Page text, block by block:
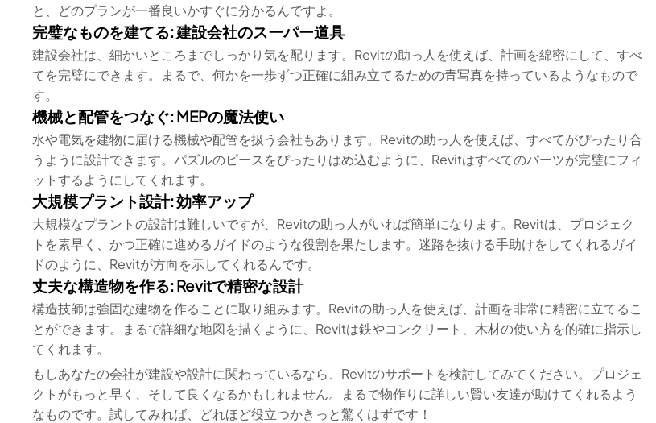
と、どのプランが一番良いかすぐに分かるんですよ。
完璧なものを建てる: 建設会社のスーパー道具
建設会社は、細かいところまでしっかり気を配ります。Revitの助っ人を使えば、計画を綿密にして、すべ
てを完璧にできます。まるで、何かを一歩ずつ正確に組み立てるための青写真を持っているようなもので
す。
機械と配管をつなぐ: MEPの魔法使い
水や電気を建物に届ける機械や配管を扱う会社もあります。Revitの助っ人を使えば、すべてがぴったり合
うように設計できます。パズルのピースをぴったりはめ込むように、Revitはすべてのパーツが完璧にフィ
ットするようにしてくれます。
大規模プラント設計: 効率アップ
大規模なプラントの設計は難しいですが、Revitの助っ人がいれば簡単になります。Revitは、プロジェク
トを素早く、かつ正確に進めるガイドのような役割を果たします。迷路を抜ける手助けをしてくれるガイ
ドのように、Revitが方向を示してくれるんです。
丈夫な構造物を作る: Revitで精密な設計
構造技師は強固な建物を作ることに取り組みます。Revitの助っ人を使えば、計画を非常に精密に立てるこ
とができます。まるで詳細な地図を描くように、Revitは鉄やコンクリート、木材の使い方を的確に指示し
てくれます。
もしあなたの会社が建設や設計に関わっているなら、Revitのサポートを検討してみてください。プロジェ
クトがもっと早く、そして良くなるかもしれません。まるで物作りに詳しい賢い友達が助けてくれるよう
なものです。試してみれば、どれほど役立つかきっと驚くはずです！